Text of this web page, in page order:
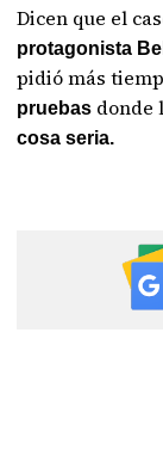
Dicen que el
protagonista
pidió más
pruebas donde
cosa seria.